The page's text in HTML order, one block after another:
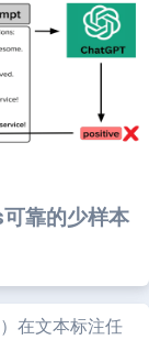
靠的少样本
在文本标注任